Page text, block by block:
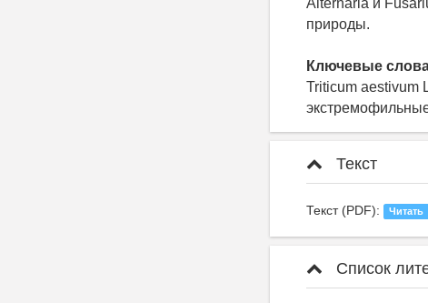
природы.
Ключевые
Triticum aestivum
Текст
Текст (PDF): Читать
Список